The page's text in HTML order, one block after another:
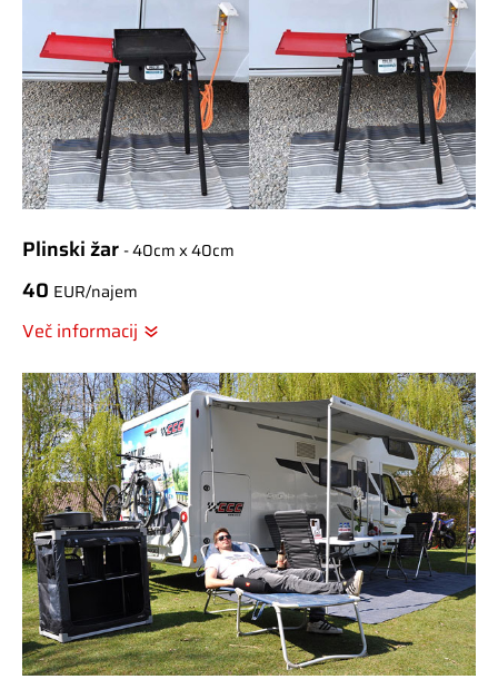
Plinski žar- 40cm x 40cm
40 EUR/najem
Več informacij